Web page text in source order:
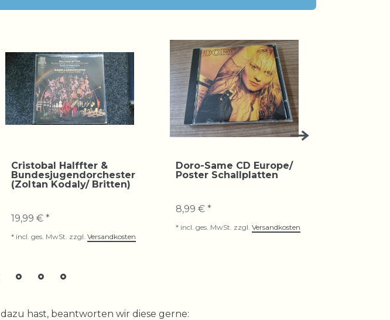
Cristobal Halffter &
Bundesjugendorchester
(Zoltan Kodaly/ Britten)
19,99 € *
* incl. ges. MwSt. zzgl. Versandkosten
Doro-Same CD Europe/
Poster Schallplatten
8,99 € *
* incl. ges. MwSt. zzgl. Versandkosten
dazu hast, beantworten wir diese gerne: